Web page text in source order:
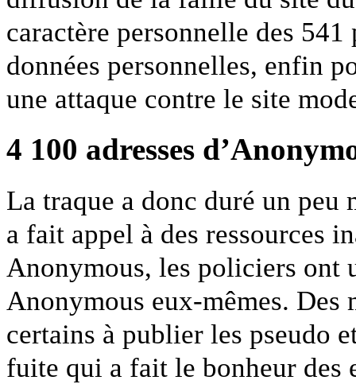
caractère personnelle des
données personnelles, enfin
une attaque contre le site
4 100 adresses
La traque a donc duré un
a fait appel à des ressources
Anonymous, les policiers ont
Anonymous eux-mêmes. Des
certains à publier les pseudo
fuite qui a fait le bonheur des